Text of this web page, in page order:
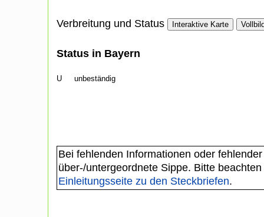
Verbreitung und Status Interaktive Karte
Status in Bayern
U unbeständig
Bei fehlenden Informationen oder
über-/untergeordnete Sippe. Bitte
Einleitungsseite zu den Steckbriefen.